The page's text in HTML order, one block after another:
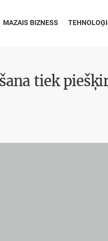
MAZAIS BIZNESS
tiek